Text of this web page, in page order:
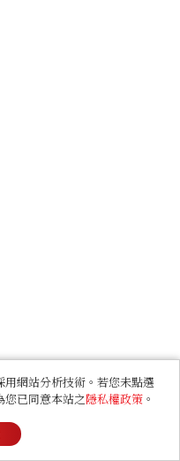
網站分析技術。若您未點選
您已同意本站之隱私權政策 。